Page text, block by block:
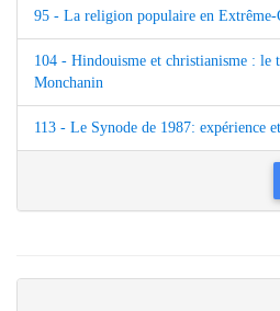
95 - La religion populaire en Extrême-
104 - Hindouisme et christianisme : le
Monchanin
113 - Le Synode de 1987: expérience